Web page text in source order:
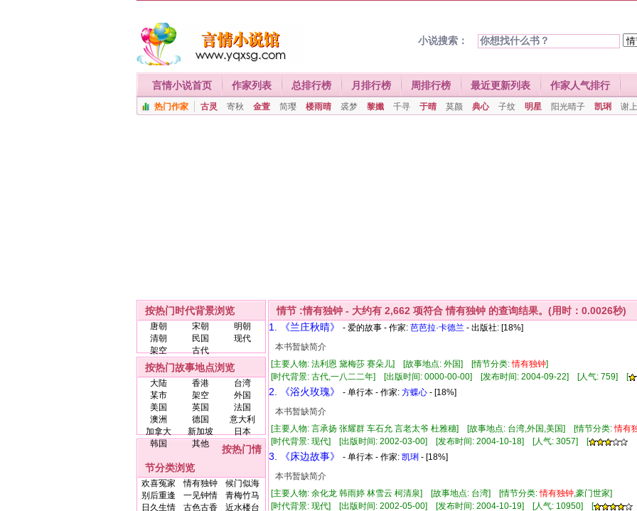
小说搜索：
言情小说首页 作家列表 总排行榜 月排行榜 周排行榜 最近更新列表 作家人气排行
热门作家 古灵 寄秋 金萱 简璎 楼雨晴 裘梦 黎孅 千寻 于晴 莫颜 典心 子纹 明星 阳光晴子 凯琍 谢
按热门时代背景浏览
唐朝 宋朝
明朝
清朝
民国
现代
架空
古代
按热门故事地点浏览
大陆 香港
台湾
某市
架空
外国
美国
英国
法国
澳洲
德国
意大利
加拿大
新加坡
日本
韩国
其他
按热门情
节分类浏览
欢喜冤家 情有独钟
候门似海
别后重逢
一见钟情
青梅竹马
日久生情
古色古香
近水楼台
情节 :情有独钟 - 大约有 2,662 项符合情有独钟 的查询结果。(用时：0.0026秒)
1. 《兰庄秋晴》
- 爱的故事 - 作家: 芭芭拉·卡德兰 - 出版社: [18%]
本书暂缺简介
[主要人物: 法利恩 黛梅莎 赛朵儿] [故事地点: 外国] [情节分类:情有独钟]
[时代背景: 古代,一八二二年] [出版时间: 0000-00-00] [发布时间: 2004-09-22] [人气: 759] [
2. 《浴火玫瑰》 - 单行本 - 作家: 方蝶心 - [18%]
本书暂缺简介
[主要人物: 言承扬 张耀群 车石允 言老太爷 杜雅穗] [故事地点: 台湾,外国,美国] [情节分类:情有
[时代背景: 现代] [出版时间: 2002-03-00] [发布时间: 2004-10-18] [人气: 3057] [
3. 《床边故事》 - 单行本 - 作家: 凯琍 - [18%]
本书暂缺简介
[主要人物: 余化龙 韩雨婷 林雪云 柯清泉] [故事地点: 台湾] [情节分类:情有独钟,豪门世家]
[时代背景: 现代] [出版时间: 2002-05-00] [发布时间: 2004-10-19] [人气: 10950] [